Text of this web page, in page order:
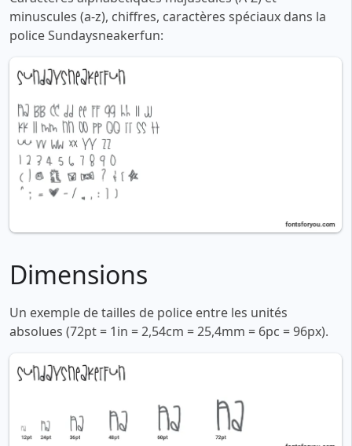
minuscules (a-z), chiffres, caractères spéciaux dans la
police Sundaysneakerfun:
Dimensions
Un exemple de tailles de police entre les unités
absolues (72pt = 1in = 2,54cm = 25,4mm = 6pc = 96px).